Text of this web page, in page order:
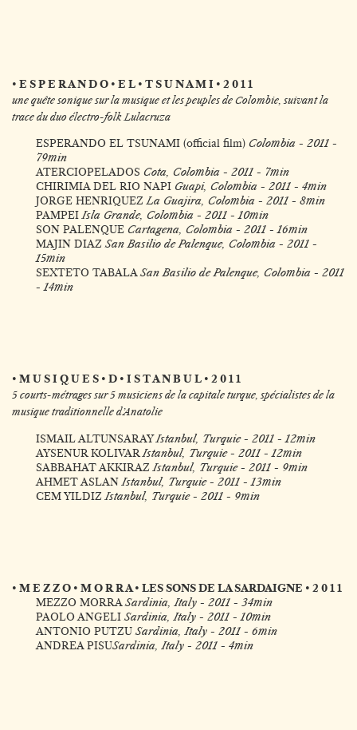
• E S P E R A N D O • E L • T S U N A M I • 2 0 1 1
une quête sonique sur la musique et les peuples de Colombie, suivant la
trace du duo électro-folk Lulacruza
ESPERANDO EL TSUNAMI (official film) Colombia - 2011 -
79min
ATERCIOPELADOS Cota, Colombia - 2011 - 7min
CHIRIMIA DEL RIO NAPI Guapi, Colombia - 2011 - 4min
JORGE HENRIQUEZ La Guajira, Colombia - 2011 - 8min
PAMPEI Isla Grande, Colombia - 2011 - 10min
SON PALENQUE Cartagena, Colombia - 2011 - 16min
MAJIN DIAZ San Basilio de Palenque, Colombia - 2011 -
15min
SEXTETO TABALA San Basilio de Palenque, Colombia - 2011
- 14min
• M U S I Q U E S • D • I S T A N B U L • 2 0 1 1
5 courts-métrages sur 5 musiciens de la capitale turque, spécialistes de la
musique traditionnelle d’Anatolie
ISMAIL ALTUNSARAY Istanbul, Turquie - 2011 - 12min
AYSENUR KOLIVAR Istanbul, Turquie - 2011 - 12min
SABBAHAT AKKIRAZ Istanbul, Turquie - 2011 - 9min
AHMET ASLAN Istanbul, Turquie - 2011 - 13min
CEM YILDIZ Istanbul, Turquie - 2011 - 9min
• M E Z Z O • M O R R A • LES SONS DE LA SARDAIGNE • 2 0 1 1
MEZZO MORRA Sardinia, Italy - 2011 - 34min
PAOLO ANGELI Sardinia, Italy - 2011 - 10min
ANTONIO PUTZU Sardinia, Italy - 2011 - 6min
ANDREA PISUSardinia, Italy - 2011 - 4min